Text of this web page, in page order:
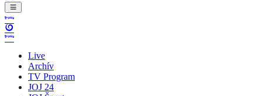
Live
Archív
TV Program
JOJ 24